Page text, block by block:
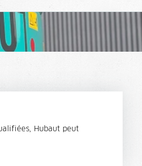
Hubaut peut